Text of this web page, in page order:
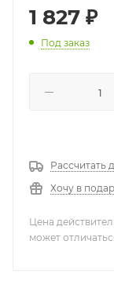
1 827 ₽
Под заказ
Рассчитать
Хочу в
Цена
может